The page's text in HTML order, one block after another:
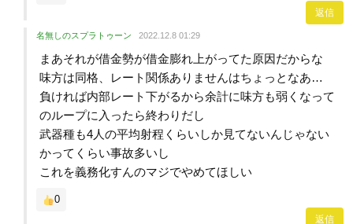
返信
名無しのスプラトゥーン 2022.12.8 01:29
まあそれが借金勢が借金膨れ上がってた原因だからな
味方は同格、レート関係ありませんはちょっとなあ…
負ければ内部レート下がるから余計に味方も弱くなって
のループに入ったら終わりだし
武器種も4人の平均射程くらいしか見てないんじゃない
かってくらい事故多いし
これを義務化すんのマジでやめてほしい
0
返信